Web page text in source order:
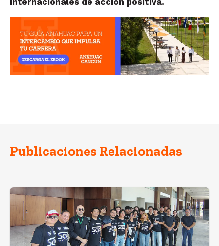
Publicaciones Relacionadas